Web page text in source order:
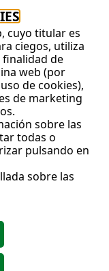
cuyo titular es
ciegos, utiliza
finalidad de
web (por
de cookies),
de marketing
sobre las
todas o
pulsando en
sobre las